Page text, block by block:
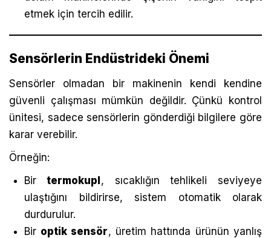
etmek için tercih edilir.
Sensörlerin Endüstrideki Önemi
Sensörler olmadan bir makinenin kendi kendine
güvenli çalışması mümkün değildir. Çünkü kontrol
ünitesi, sadece sensörlerin gönderdiği bilgilere göre
karar verebilir.
Örneğin:
Birtermokupl , sıcaklığın tehlikeli seviyeye
ulaştığını bildirirse, sistem otomatik olarak
durdurulur.
Bir optik sensör, üretim hattında ürünün yanlış